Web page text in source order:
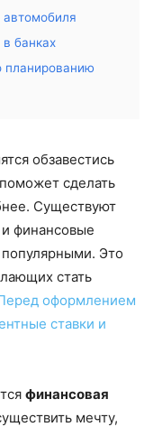
банках
планированию
обзавестись
сделать
Существуют
финансовые
популярными. Это
стать
оформлением
ставки и
финансовая
мечту,